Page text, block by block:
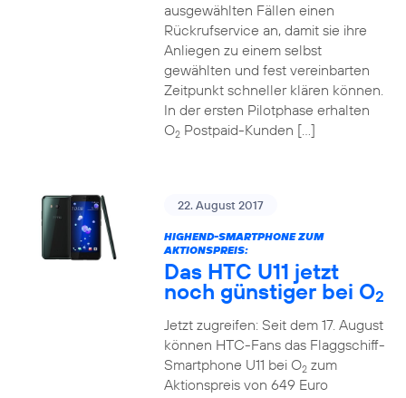
ausgewählten Fällen einen
Rückrufservice an, damit sie ihre
Anliegen zu einem selbst
gewählten und fest vereinbarten
Zeitpunkt schneller klären können.
In der ersten Pilotphase erhalten
O2Postpaid-Kunden […]
22. August 2017
HIGHEND-SMARTPHONE ZUM
AKTIONSPREIS:
Das HTC U11 jetzt
noch günstiger bei O2
Jetzt zugreifen: Seit dem 17. August
können HTC-Fans das Flaggschiff-
Smartphone U11 bei O2zum
Aktionspreis von 649 Euro